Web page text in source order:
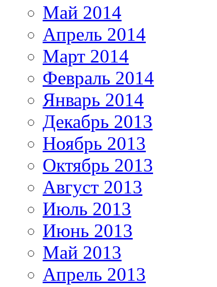
Май 2014
Апрель 2014
Март 2014
Февраль 2014
Январь 2014
Декабрь 2013
Ноябрь 2013
Октябрь 2013
Август 2013
Июль 2013
Июнь 2013
Май 2013
Апрель 2013